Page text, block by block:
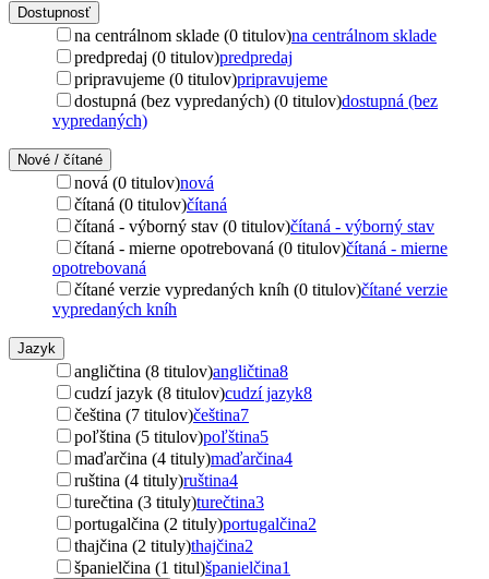
Dostupnosť
na centrálnom sklade (0 titulov)na centrálnom sklade
predpredaj (0 titulov)predpredaj
pripravujeme (0 titulov)pripravujeme
dostupná (bez vypredaných) (0 titulov)dostupná (bez
vypredaných)
Nové / čítané
nová (0 titulov)nová
čítaná (0 titulov)čítaná
čítaná - výborný stav (0 titulov)čítaná - výborný stav
čítaná - mierne opotrebovaná (0 titulov)čítaná - mierne
opotrebovaná
čítané verzie vypredaných kníh (0 titulov)čítané verzie
vypredaných kníh
Jazyk
angličtina (8 titulov)angličtina8
cudzí jazyk (8 titulov)cudzí jazyk8
čeština (7 titulov)čeština7
poľština (5 titulov)poľština5
maďarčina (4 tituly)maďarčina4
ruština (4 tituly)ruština4
turečtina (3 tituly)turečtina3
portugalčina (2 tituly)portugalčina2
thajčina (2 tituly)thajčina2
španielčina (1 titul)španielčina1